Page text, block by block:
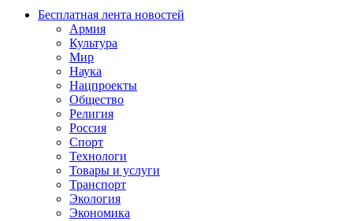
Бесплатная лента новостей
Армия
Культура
Мир
Наука
Нацпроекты
Общество
Религия
Россия
Спорт
Технологи
Товары и услуги
Транспорт
Экология
Экономика